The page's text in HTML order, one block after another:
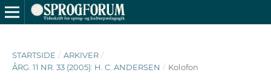
STARTSIDE / ARKIVER /
ÅRG. 11 NR. 33 (2005): H. C. ANDERSEN / Kolofon